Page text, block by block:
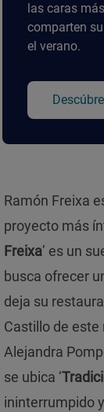
las caras
comparten
el verano.
Ramón Freixa
proyecto más
Freixa’ es un
busca ofrecer
deja su
Castillo de este
Alejandra
se ubica ‘
ininterrumpido